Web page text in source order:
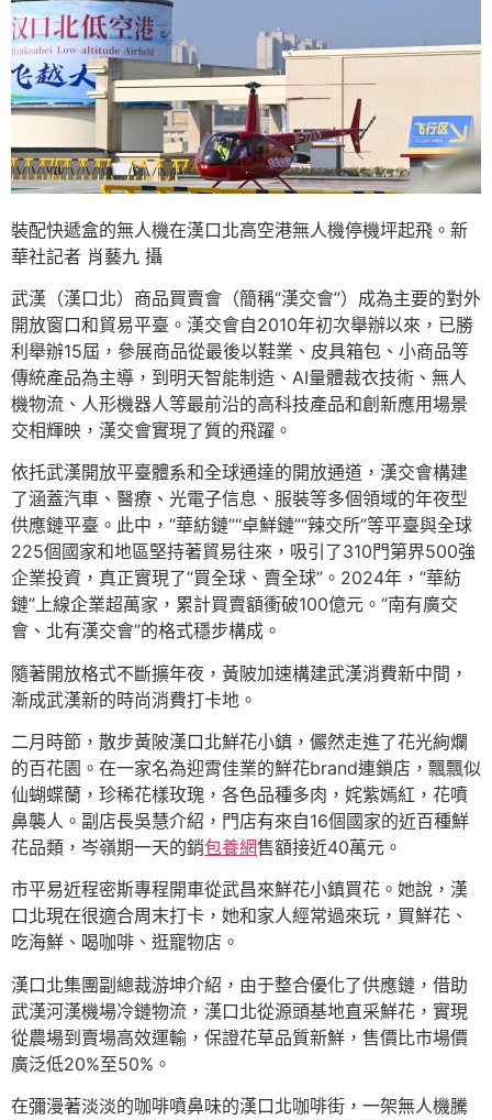
裝配快遞盒的無人機在漢口北高空港無人機停機坪起飛。新
華社記者 肖藝九 攝
武漢（漢口北）商品買賣會（簡稱“漢交會”）成為主要的對外
開放窗口和貿易平臺。漢交會自2010年初次舉辦以來，已勝
利舉辦15屆，參展商品從最後以鞋業、皮具箱包、小商品等
傳統產品為主導，到明天智能制造、AI量體裁衣技術、無人
機物流、人形機器人等最前沿的高科技產品和創新應用場景
交相輝映，漢交會實現了質的飛躍。
依托武漢開放平臺體系和全球通達的開放通道，漢交會構建
了涵蓋汽車、醫療、光電子信息、服裝等多個領域的年夜型
供應鏈平臺。此中，“華紡鏈”“卓鮮鏈”“辣交所”等平臺與全球
225個國家和地區堅持著貿易往來，吸引了310門第界500強
企業投資，真正實現了“買全球、賣全球”。2024年，“華紡
鏈”上線企業超萬家，累計買賣額衝破100億元。“南有廣交
會、北有漢交會”的格式穩步構成。
隨著開放格式不斷擴年夜，黃陂加速構建武漢消費新中間，
漸成武漢新的時尚消費打卡地。
二月時節，散步黃陂漢口北鮮花小鎮，儼然走進了花光絢爛
的百花園。在一家名為迎霄佳業的鮮花brand連鎖店，飄飄似
仙蝴蝶蘭，珍稀花樣玫瑰，各色品種多肉，姹紫嫣紅，花噴
鼻襲人。副店長吳慧介紹，門店有來自16個國家的近百種鮮
花品類，岑嶺期一天的銷包養網售額接近40萬元。
市平易近程密斯專程開車從武昌來鮮花小鎮買花。她說，漢
口北現在很適合周末打卡，她和家人經常過來玩，買鮮花、
吃海鮮、喝咖啡、逛寵物店。
漢口北集團副總裁游坤介紹，由于整合優化了供應鏈，借助
武漢河漢機場冷鏈物流，漢口北從源頭基地直采鮮花，實現
從農場到賣場高效運輸，保證花草品質新鮮，售價比市場價
廣泛低20%至50%。
在彌漫著淡淡的咖啡噴鼻味的漢口北咖啡街，一架無人機騰